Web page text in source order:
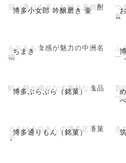
博多小女郎 吟醸磨き 壷
深い香りを楽しむ極上麦焼酎
つ
食
ちまき
もちもち食感が魅力の中洲名
物
ふ
ー
博多ぶらぶら（銘菓）
餡と餅が織りなす素朴な逸品
旨
べ
博多通りもん（銘菓）
とろける白あんの博多定番菓
子
き